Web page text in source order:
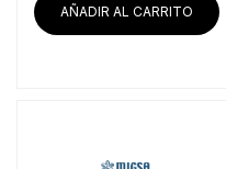
AÑADIR AL CARRITO